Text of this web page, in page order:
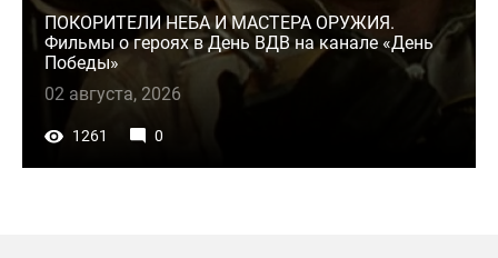
ПОКОРИТЕЛИ НЕБА И МАСТЕРА ОРУЖИЯ.
Фильмы о героях в День ВДВ на канале «День
Победы»
02 августа, 2026
1261 0